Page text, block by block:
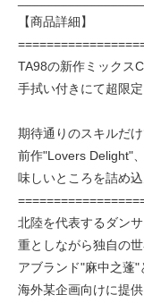
【商品詳細】
TA98の新作ミックス
手拭い付きにて超限
期待通りのスキルだ
前作"Lovers Delight"
味しいところを詰め
北陸を代表するダン
重としながら独自の
アブランド"麻中之蓬
海外某企画向けに提